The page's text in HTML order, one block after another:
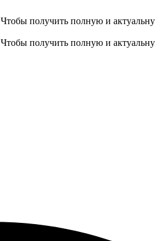
Чтобы получить полную и
Чтобы получить полную и